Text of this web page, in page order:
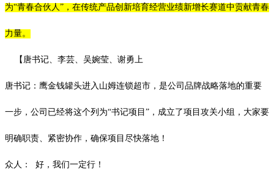
为“青春合伙人”，在传统产品创新培育经营业绩新增长赛道中贡献青春
力量。
【唐书记、李芸、吴婉莹、谢勇上
唐书记：鹰金钱罐头进入山姆连锁超市，是公司品牌战略落地的重要
一步，公司已经将这个列为“书记项目”，成立了项目攻关小组，大家要
明确职责、紧密协作，确保项目尽快落地！
众人： 好，我们一定行！